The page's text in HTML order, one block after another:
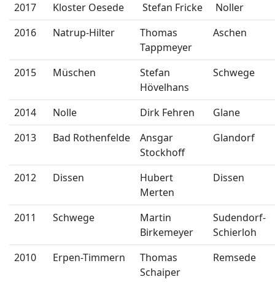
2017 Kloster Oesede Stefan Fricke
Noller
2016
Natrup-Hilter
Thomas
Tappmeyer
Aschen
2015 Müschen
Stefan
Hövelhans
Schwege
2014 Nolle Dirk Fehren
Glane
2013
Bad Rothenfelde
Ansgar
Stockhoff
Glandorf
2012 Dissen
Hubert
Merten
Dissen
2011 Schwege
Martin
Birkemeyer
Sudendorf-
Schierloh
2010
Erpen-Timmern
Thomas
Schaiper
Remsede